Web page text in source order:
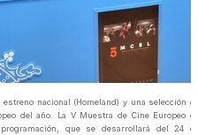
nacional (Homeland) y una selección
del año. La V Muestra de Cine Europeo
que se desarrollará del 24